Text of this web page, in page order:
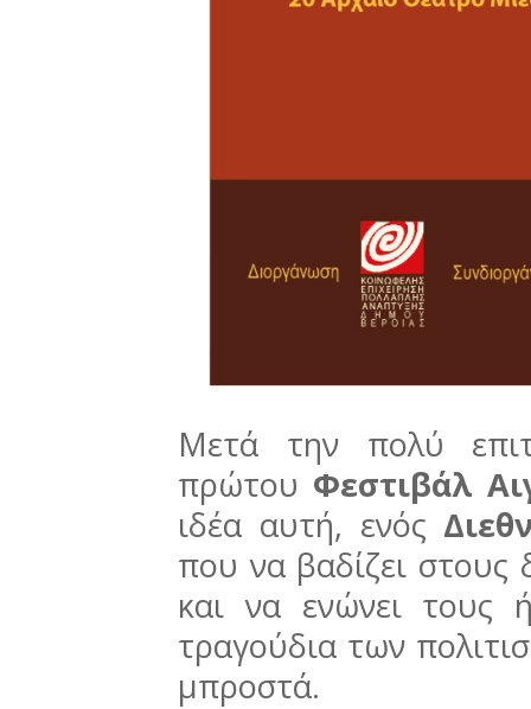
Μετά την πολύ
πρώτου Φεστιβάλ
ιδέα αυτή, ενός
που να βαδίζει
και να ενώνει τους
τραγούδια των
μπροστά.